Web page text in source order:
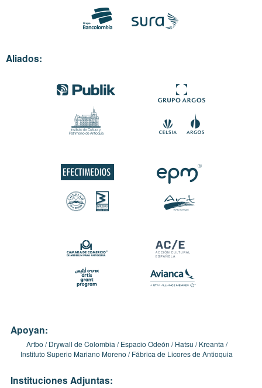
Aliados:
Apoyan:
Artbo Drywall de Colombia Espacio Odeón Hatsu
Kreanta
Instituto Superio Mariano Moreno
Fábrica de Licores de Antioquia
Instituciones Adjuntas: